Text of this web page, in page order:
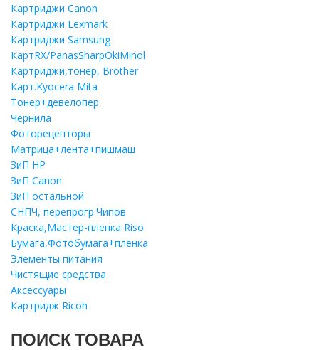
Картриджи Canon
Картриджи Lexmark
Картриджи Samsung
КартRX/PanasSharpOkiMinol
Картриджи,тонер, Brother
Карт.Kyocera Mita
Тонер+девелопер
Чернила
Фоторецепторы
Матрица+лента+пишмаш
ЗиП HP
ЗиП Саnon
ЗиП остальной
СНПЧ, перепрогр.Чипов
Краска,Мастер-пленка Riso
Бумага,Фотобумага+пленка
Элементы питания
Чистящие средства
Аксессуары
Картридж Ricoh
ПОИСК ТОВАРА